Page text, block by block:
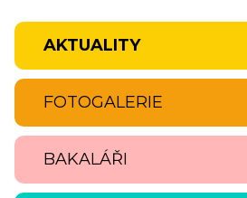
AKTUALITY
FOTOGALERIE
BAKALÁŘI